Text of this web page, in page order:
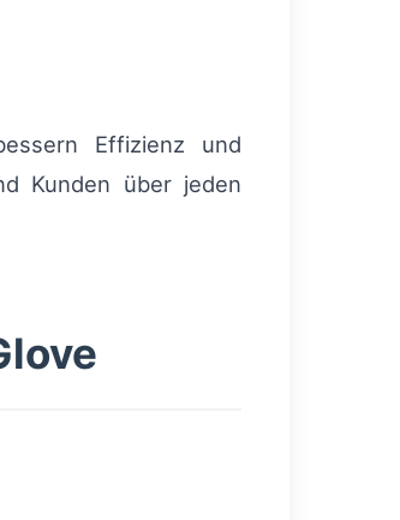
Effizienz und
Kunden über jeden